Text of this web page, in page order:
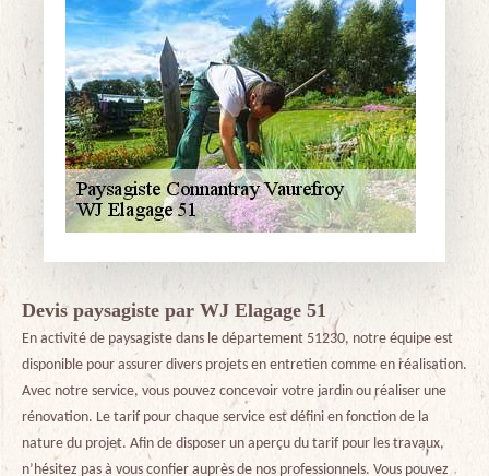
Devis paysagiste par WJ Elagage 51
En activité de paysagiste dans le département 51230, notre équipe est
disponible pour assurer divers projets en entretien comme en réalisation.
Avec notre service, vous pouvez concevoir votre jardin ou réaliser une
rénovation. Le tarif pour chaque service est défini en fonction de la
nature du projet. Afin de disposer un aperçu du tarif pour les travaux,
n’hésitez pas à vous confier auprès de nos professionnels. Vous pouvez